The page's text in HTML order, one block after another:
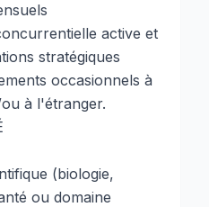
active et
stratégiques
occasionnels à
à l'étranger.
(biologie,
ou domaine